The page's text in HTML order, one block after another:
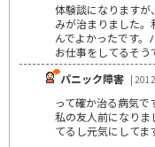
体験談になります
みが治まりました
んでよかったです。
お仕事をしてるそう
パニック障害 |
って確か治る病気で
私の友人前になりま
てるし元気にしてま